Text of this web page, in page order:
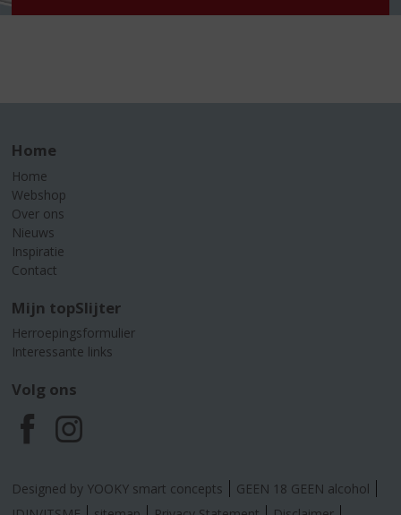
Home
Home
Webshop
Over ons
Nieuws
Inspiratie
Contact
Mijn topSlijter
Herroepingsformulier
Interessante links
Volg ons
F
a
I
n
Designed by YOOKY smart concepts
GEEN 18 GEEN alcohol